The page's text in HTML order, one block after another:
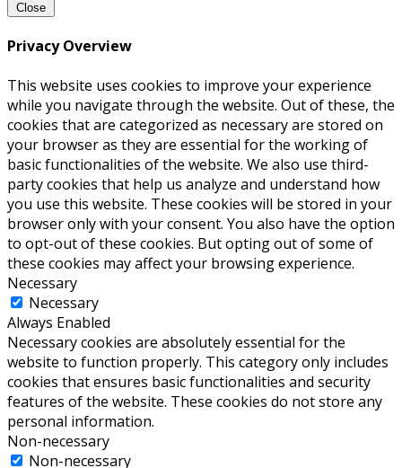
Close
Privacy Overview
This website uses cookies to improve your experience
while you navigate through the website. Out of these, the
cookies that are categorized as necessary are stored on
your browser as they are essential for the working of
basic functionalities of the website. We also use third-
party cookies that help us analyze and understand how
you use this website. These cookies will be stored in your
browser only with your consent. You also have the option
to opt-out of these cookies. But opting out of some of
these cookies may affect your browsing experience.
Necessary
Necessary
Always Enabled
Necessary cookies are absolutely essential for the
website to function properly. This category only includes
cookies that ensures basic functionalities and security
features of the website. These cookies do not store any
personal information.
Non-necessary
Non-necessary